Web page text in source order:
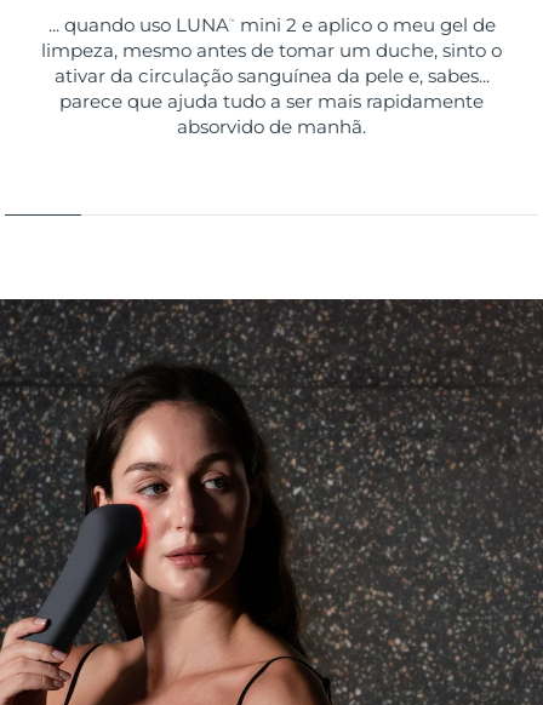
... quando uso LUNA ™
mini 2 e aplico o meu gel de
limpeza, mesmo antes de tomar um duche, sinto o
ativar da circulação sanguínea da pele e, sabes...
parece que ajuda tudo a ser mais rapidamente
absorvido de manhã.